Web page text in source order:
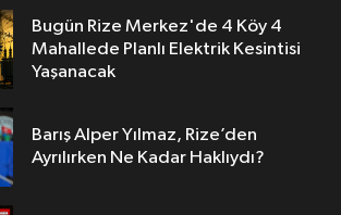
Bugün Rize Merkez'de 4 Köy 4
Mahallede Planlı Elektrik Kesintisi
Yaşanacak
Barış Alper Yılmaz, Rize’den
Ayrılırken Ne Kadar Haklıydı?